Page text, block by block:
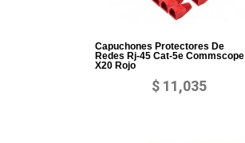
Capuchones Protectores De
Redes Rj-45 Cat-5e Commscope
X20 Rojo
$ 11,035